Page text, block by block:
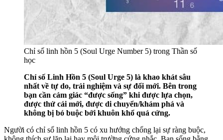
Chỉ số linh hồn 5 (Soul Urge Number 5) trong Thần số
học
Chỉ số Linh Hồn 5 (Soul Urge 5) là khao khát sâu
nhất về tự do, trải nghiệm và sự đổi mới. Bên trong
bạn cần cảm giác “được sống” khi được lựa chọn,
được thử cái mới, được di chuyển/khám phá và
không bị bó buộc bởi khuôn khổ quá cứng.
Người có chỉ số linh hồn 5 có xu hướng chống lại sự ràng buộc,